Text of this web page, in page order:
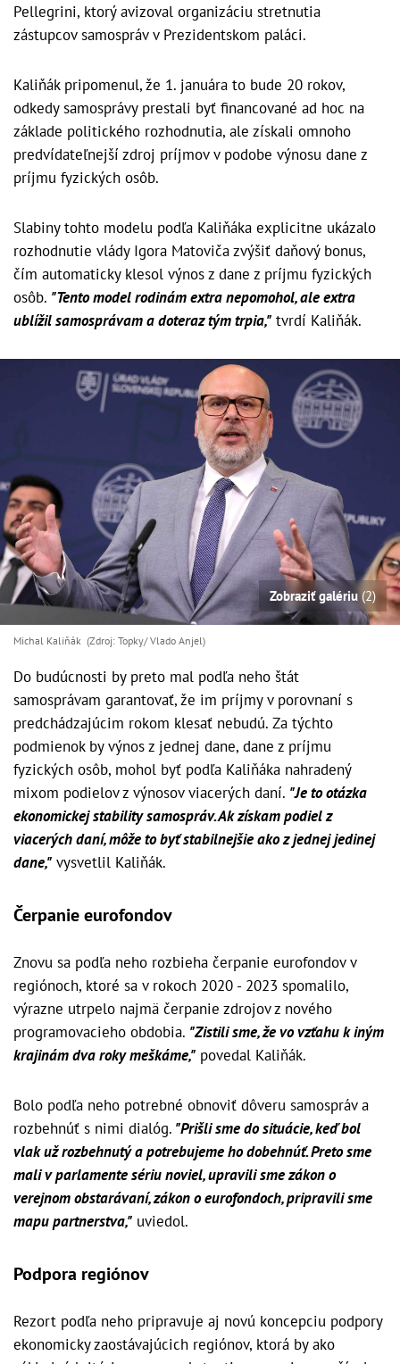
Pellegrini, ktorý avizoval organizáciu stretnutia
zástupcov samospráv v Prezidentskom paláci.
Kaliňák pripomenul, že 1. januára to bude 20 rokov,
odkedy samosprávy prestali byť financované ad hoc na
základe politického rozhodnutia, ale získali omnoho
predvídateľnejší zdroj príjmov v podobe výnosu dane z
príjmu fyzických osôb.
Slabiny tohto modelu podľa Kaliňáka explicitne ukázalo
rozhodnutie vlády Igora Matoviča zvýšiť daňový bonus,
čím automaticky klesol výnos z dane z príjmu fyzických
osôb. "Tento model rodinám extra nepomohol, ale extra
ublížil samosprávam a doteraz tým trpia," tvrdí Kaliňák.
Zobraziť galériu (2)
Michal Kaliňák (Zdroj: Topky/ Vlado Anjel)
Do budúcnosti by preto mal podľa neho štát
samosprávam garantovať, že im príjmy v porovnaní s
predchádzajúcim rokom klesať nebudú. Za týchto
podmienok by výnos z jednej dane, dane z príjmu
fyzických osôb, mohol byť podľa Kaliňáka nahradený
mixom podielov z výnosov viacerých daní. "Je to otázka
ekonomickej stability samospráv. Ak získam podiel z
viacerých daní, môže to byť stabilnejšie ako z jednej jedinej
dane," vysvetlil Kaliňák.
Čerpanie eurofondov
Znovu sa podľa neho rozbieha čerpanie eurofondov v
regiónoch, ktoré sa v rokoch 2020 - 2023 spomalilo,
výrazne utrpelo najmä čerpanie zdrojov z nového
programovacieho obdobia. "Zistili sme, že vo vzťahu k iným
krajinám dva roky meškáme," povedal Kaliňák.
Bolo podľa neho potrebné obnoviť dôveru samospráv a
rozbehnúť s nimi dialóg. "Prišli sme do situácie, keď bol
vlak už rozbehnutý a potrebujeme ho dobehnúť. Preto sme
mali v parlamente sériu noviel, upravili sme zákon o
verejnom obstarávaní, zákon o eurofondoch, pripravili sme
mapu partnerstva," uviedol.
Podpora regiónov
Rezort podľa neho pripravuje aj novú koncepciu podpory
ekonomicky zaostávajúcich regiónov, ktorá by ako